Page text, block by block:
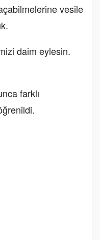
açabilmelerine vesile
daim eylesin.
farklı